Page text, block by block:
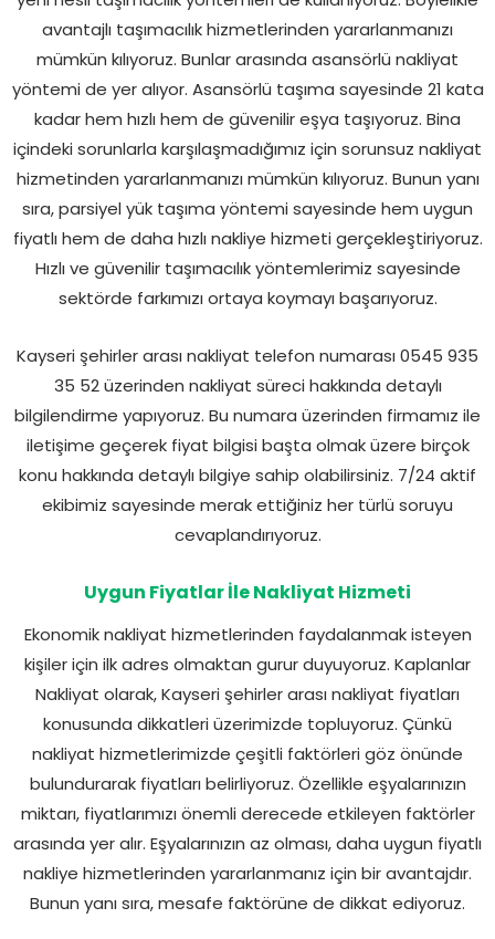
avantajlı taşımacılık hizmetlerinden yararlanmanızı
mümkün kılıyoruz. Bunlar arasında asansörlü nakliyat
yöntemi de yer alıyor. Asansörlü taşıma sayesinde 21 kata
kadar hem hızlı hem de güvenilir eşya taşıyoruz. Bina
içindeki sorunlarla karşılaşmadığımız için sorunsuz nakliyat
hizmetinden yararlanmanızı mümkün kılıyoruz. Bunun yanı
sıra, parsiyel yük taşıma yöntemi sayesinde hem uygun
fiyatlı hem de daha hızlı nakliye hizmeti gerçekleştiriyoruz.
Hızlı ve güvenilir taşımacılık yöntemlerimiz sayesinde
sektörde farkımızı ortaya koymayı başarıyoruz.
Kayseri şehirler arası nakliyat telefon numarası 0545 935
35 52 üzerinden nakliyat süreci hakkında detaylı
bilgilendirme yapıyoruz. Bu numara üzerinden firmamız ile
iletişime geçerek fiyat bilgisi başta olmak üzere birçok
konu hakkında detaylı bilgiye sahip olabilirsiniz. 7/24 aktif
ekibimiz sayesinde merak ettiğiniz her türlü soruyu
cevaplandırıyoruz.
Uygun Fiyatlar İle Nakliyat Hizmeti
Ekonomik nakliyat hizmetlerinden faydalanmak isteyen
kişiler için ilk adres olmaktan gurur duyuyoruz. Kaplanlar
Nakliyat olarak, Kayseri şehirler arası nakliyat fiyatları
konusunda dikkatleri üzerimizde topluyoruz. Çünkü
nakliyat hizmetlerimizde çeşitli faktörleri göz önünde
bulundurarak fiyatları belirliyoruz. Özellikle eşyalarınızın
miktarı, fiyatlarımızı önemli derecede etkileyen faktörler
arasında yer alır. Eşyalarınızın az olması, daha uygun fiyatlı
nakliye hizmetlerinden yararlanmanız için bir avantajdır.
Bunun yanı sıra, mesafe faktörüne de dikkat ediyoruz.